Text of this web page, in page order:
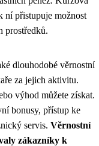
ní přistupuje možnost
prostředků.
dlouhodobé věrnostní
za jejich aktivitu.
výhod můžete získat.
bonusy, přístup ke
servis. Věrnostní
zákazníky k